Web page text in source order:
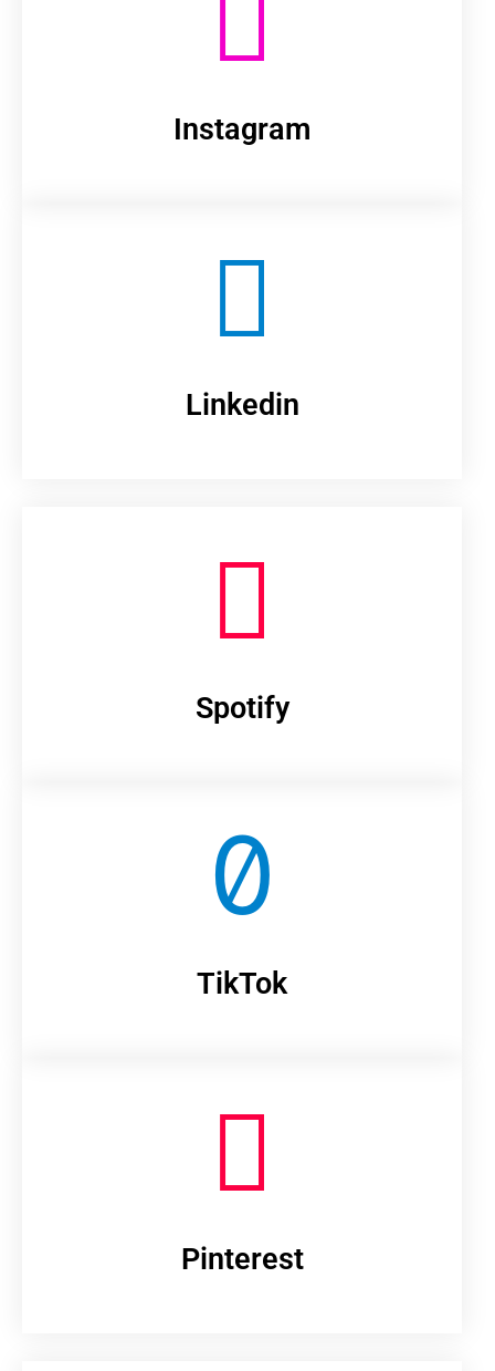
Instagram
Linkedin
Spotify
TikTok
Pinterest